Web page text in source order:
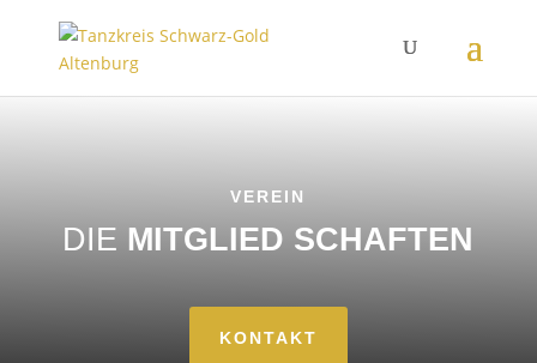
VEREIN
DIE MITGLIED SCHAFTEN
KONTAKT